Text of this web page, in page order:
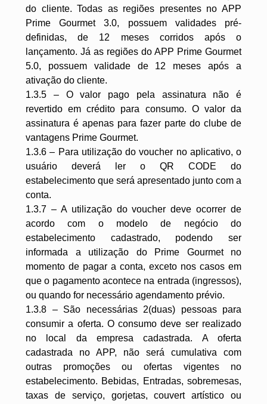
do cliente. Todas as regiões presentes no APP
Prime Gourmet 3.0, possuem validades pré-
definidas, de 12 meses corridos após o
lançamento. Já as regiões do APP Prime Gourmet
5.0, possuem validade de 12 meses após a
ativação do cliente.
1.3.5 – O valor pago pela assinatura não é
revertido em crédito para consumo. O valor da
assinatura é apenas para fazer parte do clube de
vantagens Prime Gourmet.
1.3.6 – Para utilização do voucher no aplicativo, o
usuário deverá ler o QR CODE do
estabelecimento que será apresentado junto com a
conta.
1.3.7 – A utilização do voucher deve ocorrer de
acordo com o modelo de negócio do
estabelecimento cadastrado, podendo ser
informada a utilização do Prime Gourmet no
momento de pagar a conta, exceto nos casos em
que o pagamento acontece na entrada (ingressos),
ou quando for necessário agendamento prévio.
1.3.8 – São necessárias 2(duas) pessoas para
consumir a oferta. O consumo deve ser realizado
no local da empresa cadastrada. A oferta
cadastrada no APP, não será cumulativa com
outras promoções ou ofertas vigentes no
estabelecimento. Bebidas, Entradas, sobremesas,
taxas de serviço, gorjetas, couvert artístico ou